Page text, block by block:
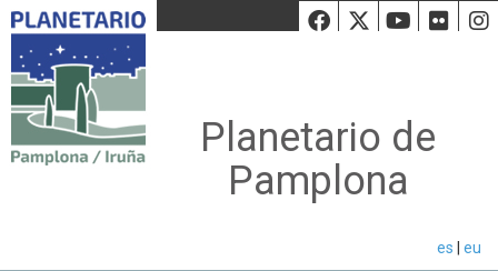
Facebook
Twiiter
Planetario de
Pamplona
es eu